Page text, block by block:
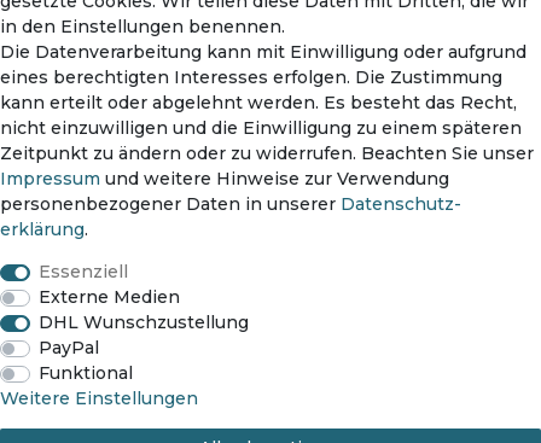
Zahlungsmethoden
Impressum
in den Einstellungen benennen.
Die Datenverarbeitung kann mit Einwilligung oder aufgrund
eines berechtigten Interesses erfolgen. Die Zustimmung
kann erteilt oder abgelehnt werden. Es besteht das Recht,
nicht einzuwilligen und die Einwilligung zu einem späteren
Zeitpunkt zu ändern oder zu widerrufen. Beachten Sie unser
Impressum und weitere Hinweise zur Verwendung
personenbezogener Daten in unserer Daten­schutz­
erklärung.
Essenziell
Externe Medien
DHL Wunschzustellung
PayPal
Funktional
Weitere Einstellungen